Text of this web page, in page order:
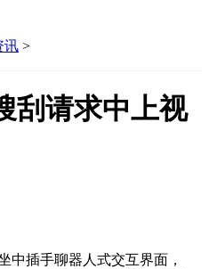
讯 >
刮请求中上视
插手聊器人式交互界面，